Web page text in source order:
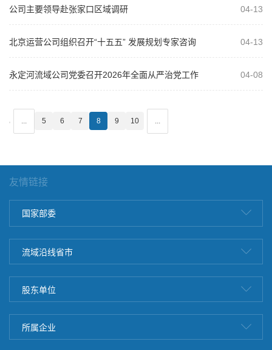
公司主要领导赴张家口区域调研 04-13
北京运营公司组织召开“十五五” 发展规划专家咨询
04-13
永定河流域公司党委召开2026年全面从严治党工作
04-08
... 5 6 7 8 9 10 ...
友情链接
国家部委
流域沿线省市
股东单位
所属企业